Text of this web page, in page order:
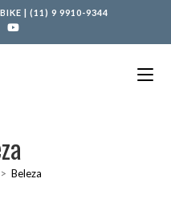
| (11) 9 9910-9344
> Beleza